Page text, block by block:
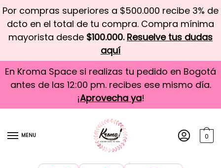
Por compras superiores a $500.000 recibe 3% de
dcto en el total de tu compra. Compra mínima
mayorista desde $100.000. Resuelve tus dudas
aquí
En Kroma Space si realizas tu pedido en Bogotá
antes de las 12:00 pm. recibes ese mismo día.
¡Aprovecha ya!
MENU 0